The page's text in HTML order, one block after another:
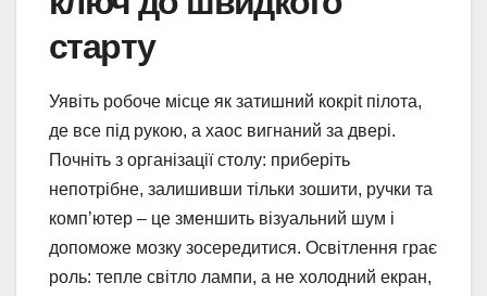
старту
Уявіть робоче місце як затишний кокpit пілота,
де все під рукою, а хаос вигнаний за двері.
Почніть з організації столу: приберіть
непотрібне, залишивши тільки зошити, ручки та
комп’ютер – це зменшить візуальний шум і
допоможе мозку зосередитися. Освітлення грає
роль: тепле світло лампи, а не холодний екран,